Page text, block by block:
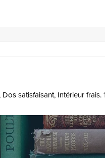
satisfaisant, Intérieur